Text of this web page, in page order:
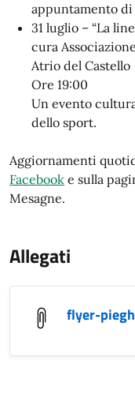
appuntamento
31 luglio – “La
cura
Atrio del Castello
Ore 19:00
Un evento
dello sport.
Aggiornamenti
Facebook e sulla
Mesagne.
Allegati
flyer-